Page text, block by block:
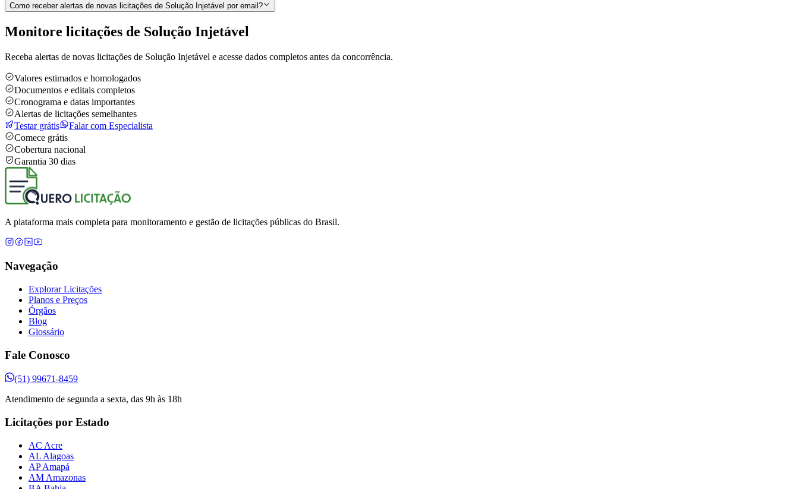
Como receber alertas de novas licitações de Solução Injetável por email?
Monitore licitações de Solução Injetável
Receba alertas de novas licitações de Solução Injetável e acesse dados completos antes da concorrência.
Valores estimados e homologados
Documentos e editais completos
Cronograma e datas importantes
Alertas de licitações semelhantes
Testar grátis
Falar com Especialista
Comece grátis
Cobertura nacional
Garantia 30 dias
A plataforma mais completa para monitoramento e gestão de licitações públicas do Brasil.
Navegação
Explorar Licitações
Planos e Preços
Órgãos
Blog
Glossário
Fale Conosco
(51) 99671-8459
Atendimento de segunda a sexta, das 9h às 18h
Licitações por Estado
AC Acre
AL Alagoas
AP Amapá
AM Amazonas